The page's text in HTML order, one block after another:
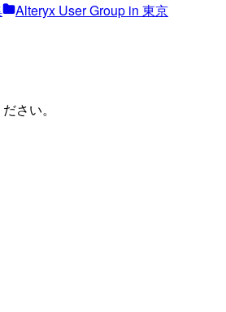
Alteryx User Group in 東京
さい。